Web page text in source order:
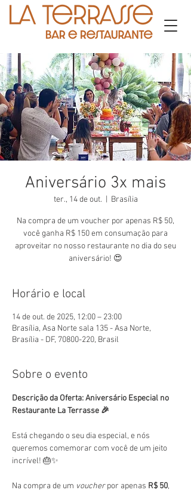
Aniversário 3x mais
ter., 14 de out. Brasília
Na compra de um voucher por apenas R$ 50,
você ganha R$ 150 em consumação para
aproveitar no nosso restaurante no dia do seu
aniversário! 😍
Horário e local
14 de out. de 2025, 12:00 – 23:00
Brasília, Asa Norte sala 135 - Asa Norte,
Brasília - DF, 70800-220, Brasil
Sobre o evento
Descrição da Oferta: Aniversário Especial no
Restaurante La Terrasse 🎉
Está chegando o seu dia especial, e nós
queremos comemorar com você de um jeito
incrível! 🎂✨
Na compra de um voucher por apenas R$ 50,